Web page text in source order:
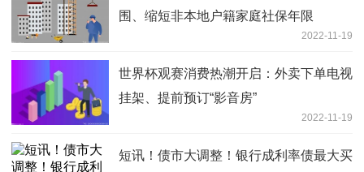
围、缩短非本地户籍家庭社保年限
2022-11-19
世界杯观赛消费热潮开启：外卖下单电视
挂架、提前预订“影音房”
2022-11-19
短讯！债市大调整！银行成利率债最大买